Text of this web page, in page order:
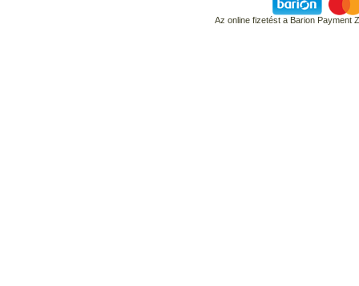
Az online fizetést a Barion Payment